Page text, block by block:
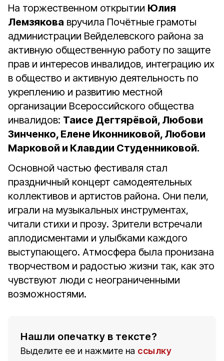
На торжественном открытии Юлия
Лемзякова вручила Почётные грамоты
администрации Вейделевского района за
активную общественную работу по защите
прав и интересов инвалидов, интеграцию их
в общество и активную деятельность по
укреплению и развитию местной
организации Всероссийского общества
инвалидов: Таисе Дегтярёвой, Любови
Зинченко, Елене Иконниковой, Любови
Марковой и Клавдии Студенниковой.
Основной частью фестиваля стал
праздничный концерт самодеятельных
коллективов и артистов района. Они пели,
играли на музыкальных инструментах,
читали стихи и прозу. Зрители встречали
аплодисментами и улыбками каждого
выступающего. Атмосфера была пронизана
творчеством и радостью жизни так, как это
чувствуют люди с неограниченными
возможностями.
Нашли опечатку в тексте?
Выделите ее и нажмите на ссылку